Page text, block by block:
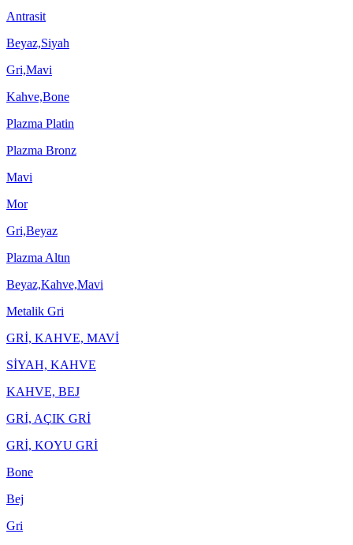
Antrasit
Beyaz,Siyah
Gri,Mavi
Kahve,Bone
Plazma Platin
Plazma Bronz
Mavi
Mor
Gri,Beyaz
Plazma Altın
Beyaz,Kahve,Mavi
Metalik Gri
GRİ, KAHVE, MAVİ
SİYAH, KAHVE
KAHVE, BEJ
GRİ, AÇIK GRİ
GRİ, KOYU GRİ
Bone
Bej
Gri